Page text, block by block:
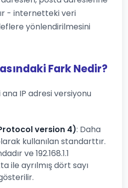
- internetteki veri
yönlendirilmesini
Fark Nedir?
IP adresi versiyonu
version 4): Daha
kullanılan standarttır.
ve 192.168.1.1
ile ayrılmış dört sayı